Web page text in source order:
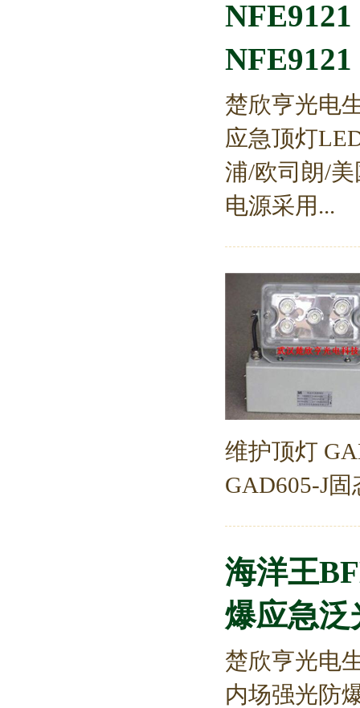
楚欣亨光电
应急顶灯
浦/欧司朗/
电源采用...
维护顶灯
GAD605-J
海洋王
爆应急泛
楚欣亨光电
内场强光防